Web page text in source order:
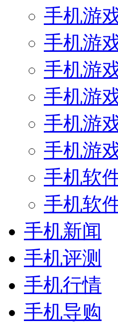
手机游
手机游
手机游
手机游
手机游
手机游
手机软
手机软
手机新闻
手机评测
手机行情
手机导购